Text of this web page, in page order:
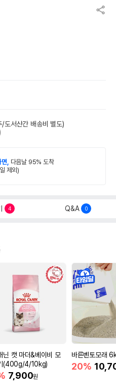
/도서산간 배송비 별도)
면, 다음날 95% 도착
제외)
4 Q&A 0
닌 캣 마더&베이비 모
(400g/4/10kg)
7,900원
바른벤토모래
20%